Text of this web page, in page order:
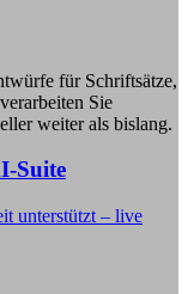
für Schriftsätze,
Sie
weiter als bislang.
Suite
unterstützt – live